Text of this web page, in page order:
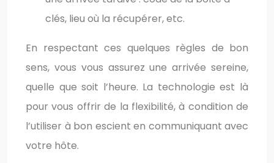
clés, lieu où la récupérer, etc.
En respectant ces quelques règles de bon
sens, vous vous assurez une arrivée sereine,
quelle que soit l’heure. La technologie est là
pour vous offrir de la flexibilité, à condition de
l’utiliser à bon escient en communiquant avec
votre hôte.